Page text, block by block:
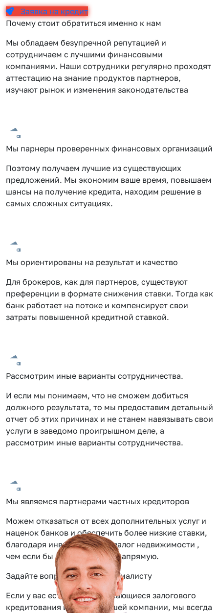
Заявка на кредит
Почему стоит обратиться именно к нам
Мы обладаем безупречной репутацией и
сотрудничаем с лучшими финансовыми
компаниями. Наши сотрудники регулярно проходят
аттестацию на знание продуктов партнеров,
изучают рынок и изменения законодательства
Мы парнеры проверенных финансовых организаций
Поэтому получаем лучшие из существующих
предложений. Мы экономим ваше время, повышаем
шансы на получение кредита, находим решение в
самых сложных ситуациях.
Мы ориентированы на результат и качество
Для брокеров, как для партнеров, существуют
преференции в формате снижения ставки. Тогда как
банк работает на потоке и компенсирует свои
затраты повышенной кредитной ставкой.
Рассмотрим иные варианты сотрудничества.
И если мы понимаем, что не сможем добиться
должного результата, то мы предоставим детальный
отчет об этих причинах и не станем навязывать свои
услуги в заведомо проигрышном деле, а
рассмотрим иные варианты сотрудничества.
Мы являемся партнерами частных кредиторов
Можем отказаться от всех дополнительных услуг и
наценок банков и обеспечить более низкие ставки,
благодаря инвестиции под залог недвижимости ,
чем если бы вы обращались напрямую.
Задайте вопрос нашему специалисту
Если у вас есть вопросы касающиеся залогового
кредитования или услуг нашей компании, мы всегда